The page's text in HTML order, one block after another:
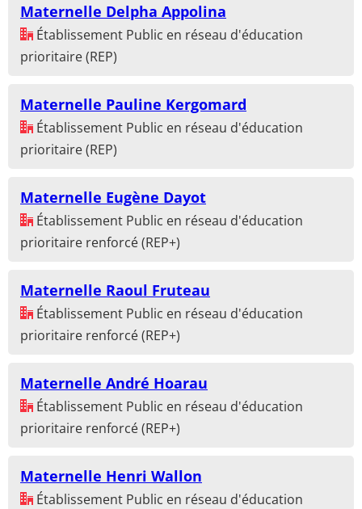
Maternelle Delpha Appolina
Établissement Public en réseau d'éducation
prioritaire (REP)
Maternelle Pauline Kergomard
Établissement Public en réseau d'éducation
prioritaire (REP)
Maternelle Eugène Dayot
Établissement Public en réseau d'éducation
prioritaire renforcé (REP+)
Maternelle Raoul Fruteau
Établissement Public en réseau d'éducation
prioritaire renforcé (REP+)
Maternelle André Hoarau
Établissement Public en réseau d'éducation
prioritaire renforcé (REP+)
Maternelle Henri Wallon
Établissement Public en réseau d'éducation